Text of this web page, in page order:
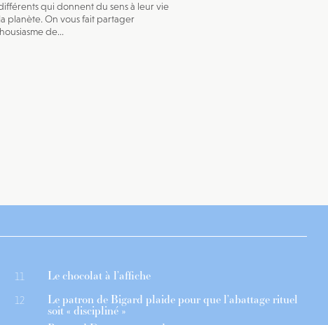
qui donnent du sens à leur vie
planète. On vous fait partager
de...
11 Le chocolat à l’affiche
12 Le patron de Bigard plaide pour que l’abattage rituel
soit « discipliné »